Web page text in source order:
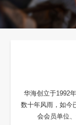
华海创立于1992
数十年风雨，如今
会会员单位